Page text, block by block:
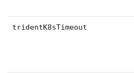
tridentK8sTimeout